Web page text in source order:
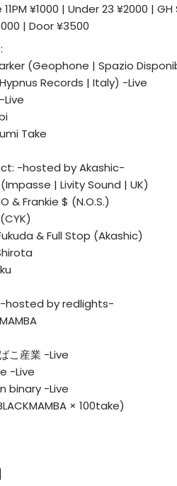
¥1000 | Under 23 ¥2000 |
| Door ¥3500
(Geophone | Spazio
Records | Italy) -Live
Take
-hosted by Akashic-
| Livity Sound | UK)
& Frankie $ (N.O.S.)
& Full Stop (Akashic)
-hosted by redlights-
こ産業 -Live
-Live
binary -Live
× 100take)